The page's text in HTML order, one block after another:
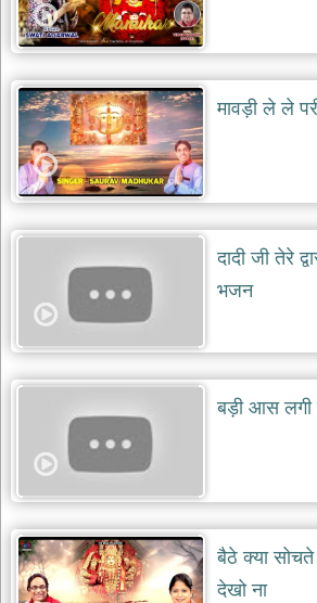
मावड़ी ले ले
दादी जी तेरे
भजन
बड़ी आस
बैठे क्या
देखो ना